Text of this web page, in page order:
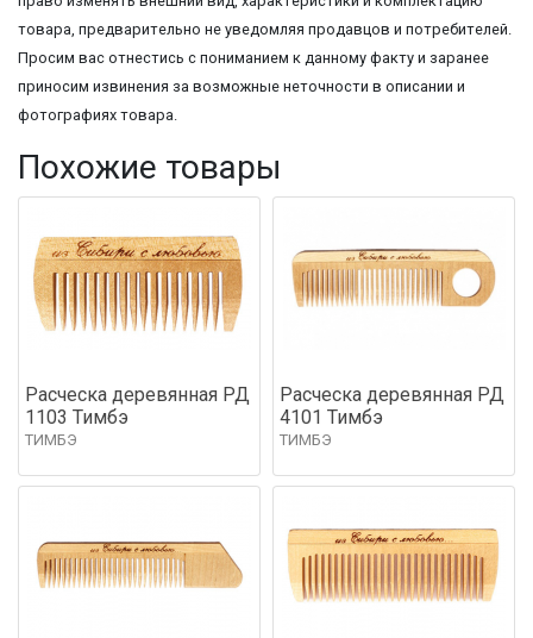
товара, предварительно не уведомляя продавцов и потребителей.
Просим вас отнестись с пониманием к данному факту и заранее
приносим извинения за возможные неточности в описании и
фотографиях товара.
Похожие товары
Расческа деревянная РД
1103 Тимбэ
ТИМБЭ
Расческа деревянная РД
4101 Тимбэ
ТИМБЭ